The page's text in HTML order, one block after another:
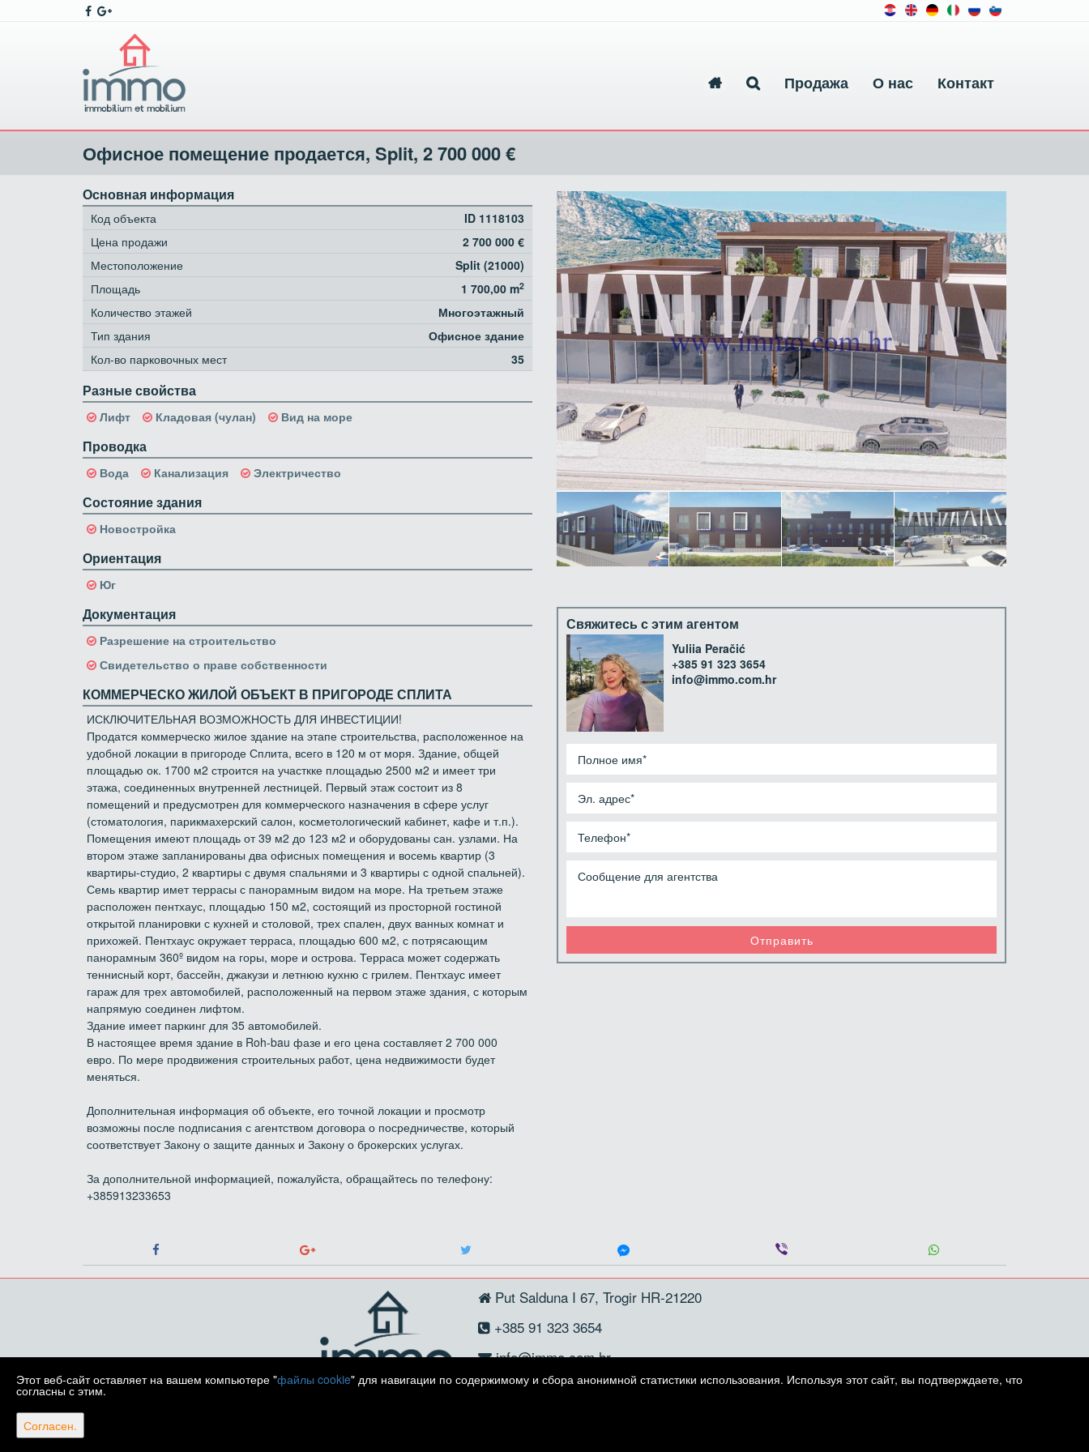
Продажа О нас Контакт
Офисное помещение продается, Split, 2 700 000 €
Основная информация
Код объекта
ID 1118103
Цена продажи
2 700 000 €
Местоположение
Split (21000)
Площадь
1 700,00 m2
Количество этажей
Многоэтажный
Тип здания
Офисное здание
Кол-во парковочных мест
35
Разные свойства
Лифт Кладовая (чулан) Вид на море
Проводка
Вода Канализация Электричество
Состояние здания
Новостройка
Ориентация
Юг
Документация
Разрешение на строительство
Свидетельство о праве собственности
КОММЕРЧЕСКО ЖИЛОЙ ОБЪЕКТ В ПРИГОРОДЕ СПЛИТА
ИСКЛЮЧИТЕЛЬНАЯ ВОЗМОЖНОСТЬ ДЛЯ ИНВЕСТИЦИИ!
Продатся коммерческо жилое здание на этапе строительства, расположенное на
удобной локации в пригороде Сплита, всего в 120 м от моря. Здание, общей
площадью ок. 1700 м2 строится на участкке площадью 2500 м2 и имеет три
этажа, соединенных внутренней лестницей. Первый этаж состоит из 8
помещений и предусмотрен для коммерческого назначения в сфере услуг
(стоматология, парикмахерский салон, косметологический кабинет, кафе и т.п.).
Помещения имеют площадь от 39 м2 до 123 м2 и оборудованы сан. узлами. На
втором этаже запланированы два офисных помещения и восемь квартир (3
квартиры-студио, 2 квартиры с двумя спальнями и 3 квартиры с одной спальней).
Семь квартир имет террасы с панорамным видом на море. На третьем этаже
расположен пентхаус, площадью 150 м2, состоящий из просторной гостиной
открытой планировки с кухней и столовой, трех спален, двух ванных комнат и
прихожей. Пентхаус окружает терраса, площадью 600 м2, с потрясающим
панорамным 360º видом на горы, море и острова. Терраса может содержать
теннисный корт, бассейн, джакузи и летнюю кухню с грилем. Пентхаус имеет
гараж для трех автомобилей, расположенный на первом этаже здания, с которым
напрямую соединен лифтом.
Здание имеет паркинг для 35 автомобилей.
В настоящее время здание в Roh-bau фазе и его цена составляет 2 700 000
евро. По мере продвижения строительных работ, цена недвижимости будет
меняться.
Дополнительная информация об объекте, его точной локации и просмотр
возможны после подписания с агентством договора о посредничестве, который
соответствует Закону о защите данных и Закону о брокерских услугах.
За дополнительной информацией, пожалуйста, обращайтесь по телефону:
+385913233653
Свяжитесь с этим агентом
Yuliia Peračić
+385 91 323 3654
info@immo.com.hr
Отправить
Put Salduna I 67, Trogir HR-21220
+385 91 323 3654
info@immo.com.hr
Этот веб-сайт оставляет на вашем компьютере "файлы cookie" для навигации по содержимому и сбора анонимной статистики использования. Используя этот сайт, вы подтверждаете, что
согласны с этим.
Согласен.